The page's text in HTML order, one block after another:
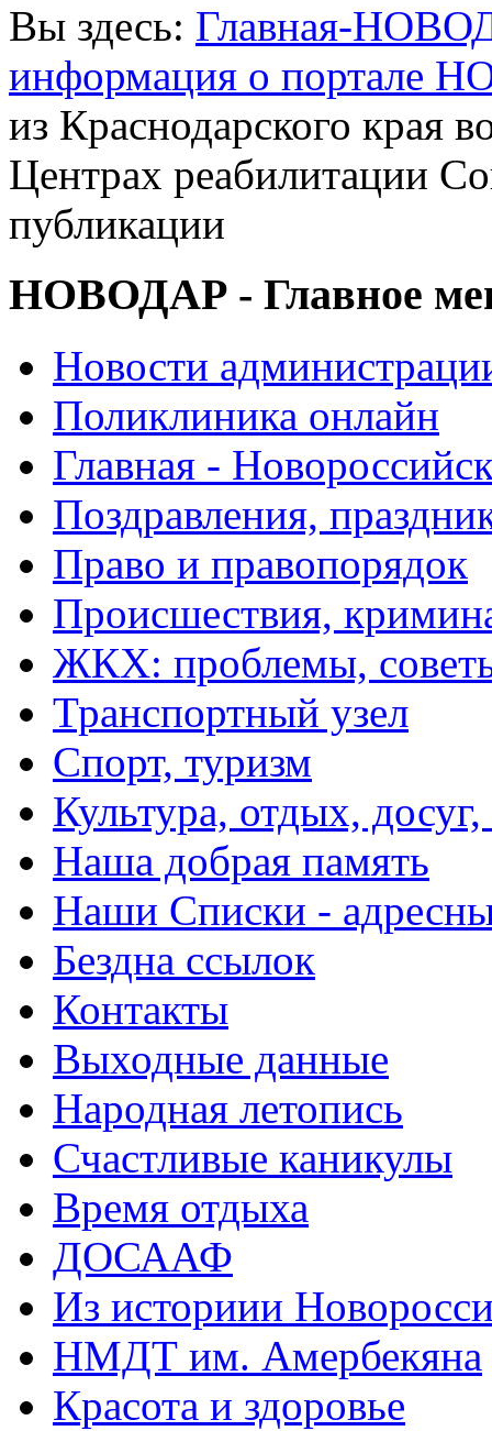
Вы здесь: Главная-
информация о портале
из Краснодарского края
Центрах реабилитации
публикации
НОВОДАР - Главное
Новости
Поликлиника онлайн
Главная -
Поздравления,
Право и правопорядок
Происшествия,
ЖКХ: проблемы,
Транспортный узел
Спорт, туризм
Культура, отдых,
Наша добрая память
Наши Списки -
Бездна ссылок
Контакты
Выходные данные
Народная летопись
Счастливые каникулы
Время отдыха
ДОСААФ
Из историии
НМДТ им. Амербекяна
Красота и здоровье